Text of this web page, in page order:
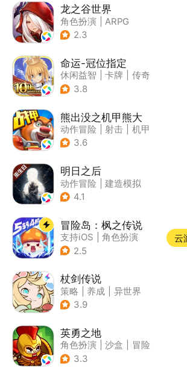
龙之谷世界
角色扮演
ARPG
| 奇幻
2.3
命运-冠位指定
休闲益智 卡牌
传奇
| 命运
3.8
熊出没之机甲熊大
动作冒险 射击
机甲
| 熊出没
3.6
明日之后
动作冒险
建造模拟
| 丧尸
4.1
冒险岛：枫之传说
支持iOS
角色扮演
| 放置
2.5
云
杖剑传说
策略 养成
异世界
| 二次元
3.9
英勇之地
角色扮演 沙盒
冒险
| steam游戏
3.3